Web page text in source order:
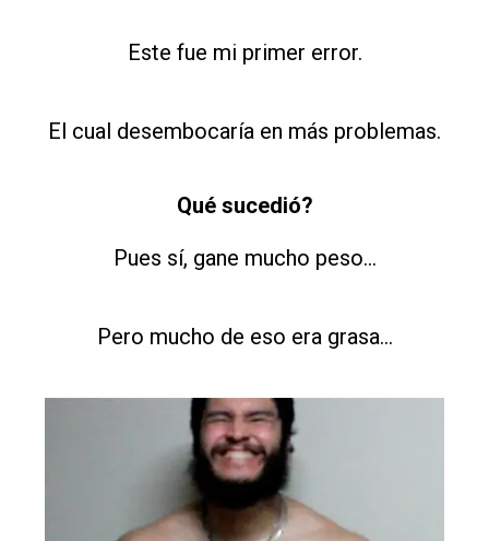
Este fue mi primer error.
El cual desembocaría en más problemas.
Qué sucedió?
Pues sí, gane mucho peso...
Pero mucho de eso era grasa...